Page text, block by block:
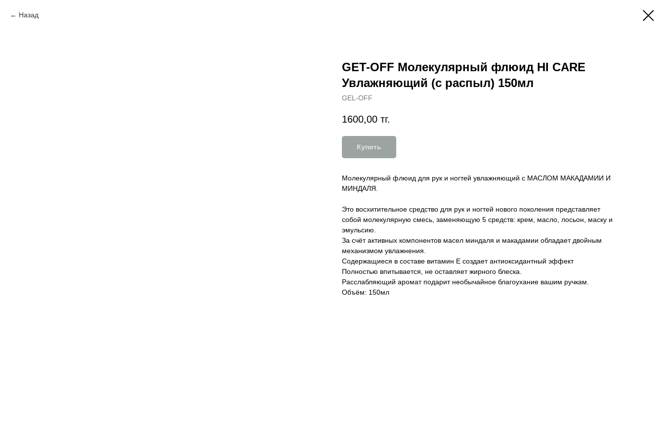
Назад
GET-OFF Молекулярный флюид HI CARE
Увлажняющий (с распыл) 150мл
GEL-OFF
1600,00 тг.
Купить
Молекулярный флюид для рук и ногтей увлажняющий с МАСЛОМ МАКАДАМИИ И
МИНДАЛЯ.
Это восхитительное средство для рук и ногтей нового поколения представляет
собой молекулярную смесь, заменяющую 5 средств: крем, масло, лосьон, маску и
эмульсию.
За счёт активных компонентов масел миндаля и макадамии обладает двойным
механизмом увлажнения.
Содержащиеся в составе витамин Е создает антиоксидантный эффект
Полностью впитывается, не оставляет жирного блеска.
Расслабляющий аромат подарит необычайное благоухание вашим ручкам.
Объём: 150мл